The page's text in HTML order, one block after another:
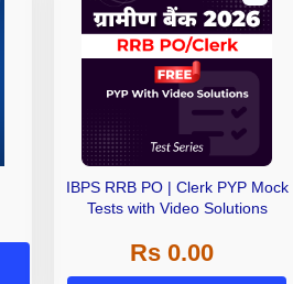
IBPS RRB PO | Clerk PYP Mock
Tests with Video Solutions
Rs 0.00